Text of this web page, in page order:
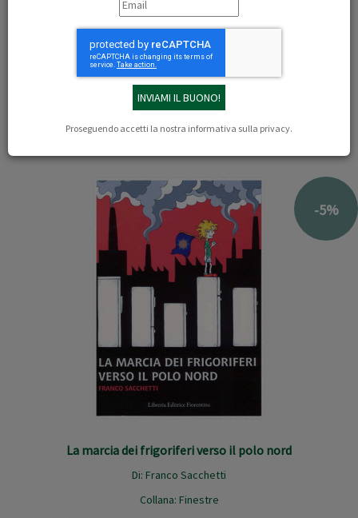
Proseguendo accetti la nostra informativa sulla privacy.
Alessandra Pedranghelu
Per leggere la recensione di Alessandra Pedranghelu del libro
marcia dei frigoriferi verso il polo nord
-5%
La marcia dei frigoriferi verso il polo nord
Di: Franco Sacchetti
Collana: Finestre